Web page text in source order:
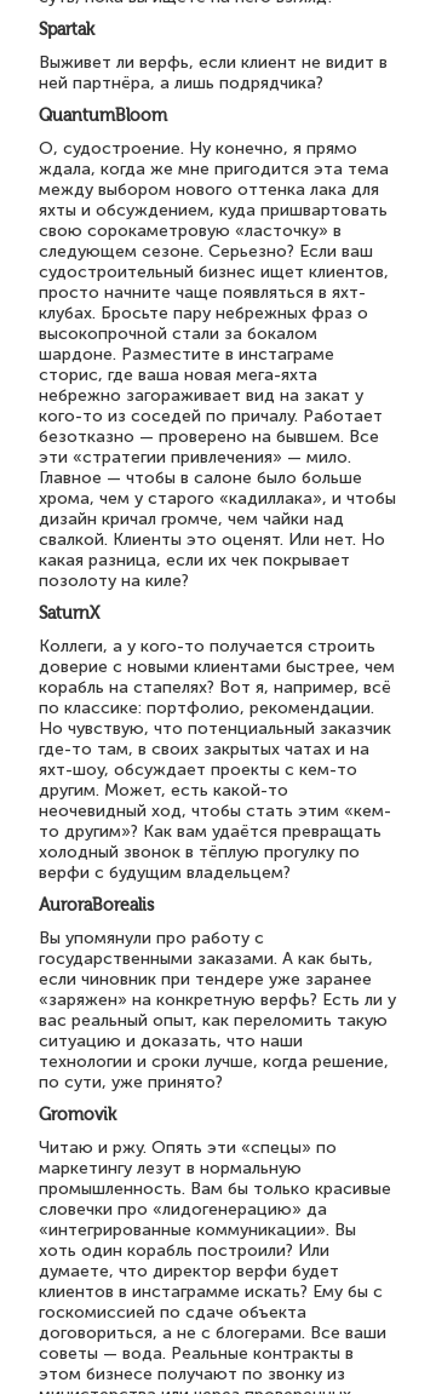
Spartak
Выживет ли верфь, если клиент не видит в
ней партнёра, а лишь подрядчика?
QuantumBloom
О, судостроение. Ну конечно, я прямо
ждала, когда же мне пригодится эта тема
между выбором нового оттенка лака для
яхты и обсуждением, куда пришвартовать
свою сорокаметровую «ласточку» в
следующем сезоне. Серьезно? Если ваш
судостроительный бизнес ищет клиентов,
просто начните чаще появляться в яхт-
клубах. Бросьте пару небрежных фраз о
высокопрочной стали за бокалом
шардоне. Разместите в инстаграме
сторис, где ваша новая мега-яхта
небрежно загораживает вид на закат у
кого-то из соседей по причалу. Работает
безотказно — проверено на бывшем. Все
эти «стратегии привлечения» — мило.
Главное — чтобы в салоне было больше
хрома, чем у старого «кадиллака», и чтобы
дизайн кричал громче, чем чайки над
свалкой. Клиенты это оценят. Или нет. Но
какая разница, если их чек покрывает
позолоту на киле?
SaturnX
Коллеги, а у кого-то получается строить
доверие с новыми клиентами быстрее, чем
корабль на стапелях? Вот я, например, всё
по классике: портфолио, рекомендации.
Но чувствую, что потенциальный заказчик
где-то там, в своих закрытых чатах и на
яхт-шоу, обсуждает проекты с кем-то
другим. Может, есть какой-то
неочевидный ход, чтобы стать этим «кем-
то другим»? Как вам удаётся превращать
холодный звонок в тёплую прогулку по
верфи с будущим владельцем?
AuroraBorealis
Вы упомянули про работу с
государственными заказами. А как быть,
если чиновник при тендере уже заранее
«заряжен» на конкретную верфь? Есть ли у
вас реальный опыт, как переломить такую
ситуацию и доказать, что наши
технологии и сроки лучше, когда решение,
по сути, уже принято?
Gromovik
Читаю и ржу. Опять эти «спецы» по
маркетингу лезут в нормальную
промышленность. Вам бы только красивые
словечки про «лидогенерацию» да
«интегрированные коммуникации». Вы
хоть один корабль построили? Или
думаете, что директор верфи будет
клиентов в инстаграмме искать? Ему бы с
госкомиссией по сдаче объекта
договориться, а не с блогерами. Все ваши
советы — вода. Реальные контракты в
этом бизнесе получают по звонку из